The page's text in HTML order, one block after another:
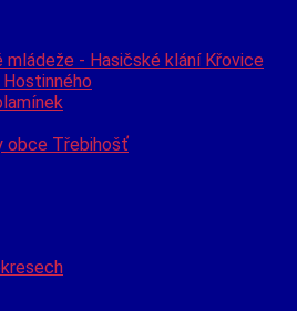
mládeže - Hasičské klání Křovice
obce Třebihošť